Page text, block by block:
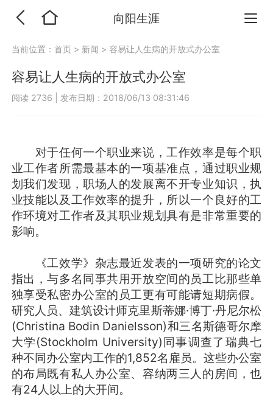
向阳生涯
当前位置：首页 > 新闻 >容易让人生病的开放式办公室
容易让人生病的开放式办公室
阅读 2736 发布日期：2018/06/13 08:31:46
对于任何一个职业来说，工作效率是每个职
业工作者所需最基本的一项基准点，通过职业规
划我们发现，职场人的发展离不开专业知识，执
业技能以及工作效率的提升，所以一个良好的工
作环境对工作者及其职业规划具有是非常重要的
影响。
《工效学》杂志最近发表的一项研究的论文
指出，与多名同事共用开放空间的员工比那些单
独享受私密办公室的员工更有可能请短期病假。
研究人员、建筑设计师克里斯蒂娜·博丁·丹尼尔松
(Christina Bodin Danielsson)和三名斯德哥尔摩
大学(Stockholm University)同事调查了瑞典七
种不同办公室内工作的1,852名雇员。这些办公室
的布局既有私人办公室、容纳两三人的房间，也
有24人以上的大开间。